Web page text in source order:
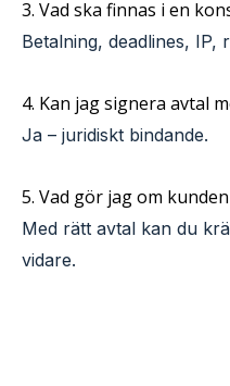
3. Vad ska finnas i en
Betalning, deadlines, IP,
4. Kan jag signera avtal
Ja – juridiskt bindande.
5. Vad gör jag om
Med rätt avtal kan du
vidare.